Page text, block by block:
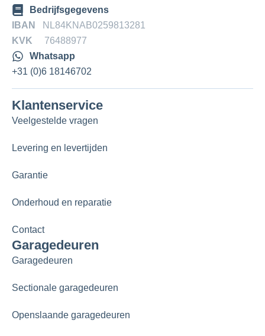
Bedrijfsgegevens
IBAN
NL84KNAB0259813281
KVK 76488977
Whatsapp
+31 (0)6 18146702
Klantenservice
Veelgestelde vragen
Levering en levertijden
Garantie
Onderhoud en reparatie
Contact
Garagedeuren
Garagedeuren
Sectionale garagedeuren
Openslaande garagedeuren